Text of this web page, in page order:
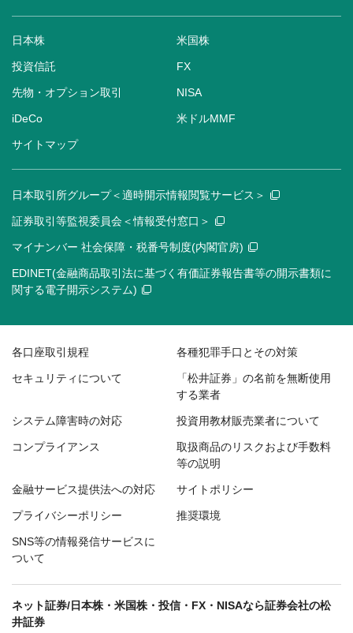
日本株 米国株
投資信託 FX
先物・オプション取引 NISA
iDeCo 米ドルMMF
サイトマップ
日本取引所グループ＜適時開示情報閲覧サービス＞
証券取引等監視委員会＜情報受付窓口＞
マイナンバー 社会保障・税番号制度(内閣官房)
EDINET(金融商品取引法に基づく有価証券報告書等の開示書類に
関する電子開示システム)
各口座取引規程 各種犯罪手口とその対策
セキュリティについて
「松井証券」の名前を無断使用
する業者
システム障害時の対応 投資用教材販売業者について
コンプライアンス
取扱商品のリスクおよび手数料
等の説明
金融サービス提供法への対応 サイトポリシー
プライバシーポリシー 推奨環境
SNS等の情報発信サービスに
ついて
ネット証券/日本株・米国株・投信・FX・NISAなら証券会社の松
井証券